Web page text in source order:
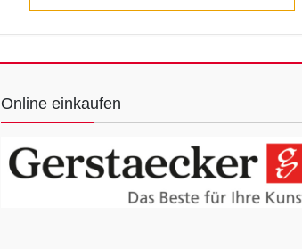
Online einkaufen